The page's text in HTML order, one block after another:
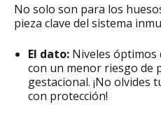
No solo son para los
pieza clave del sistema
El dato: Niveles óptimos
con un menor riesgo de
gestacional. ¡No olvides
con protección!